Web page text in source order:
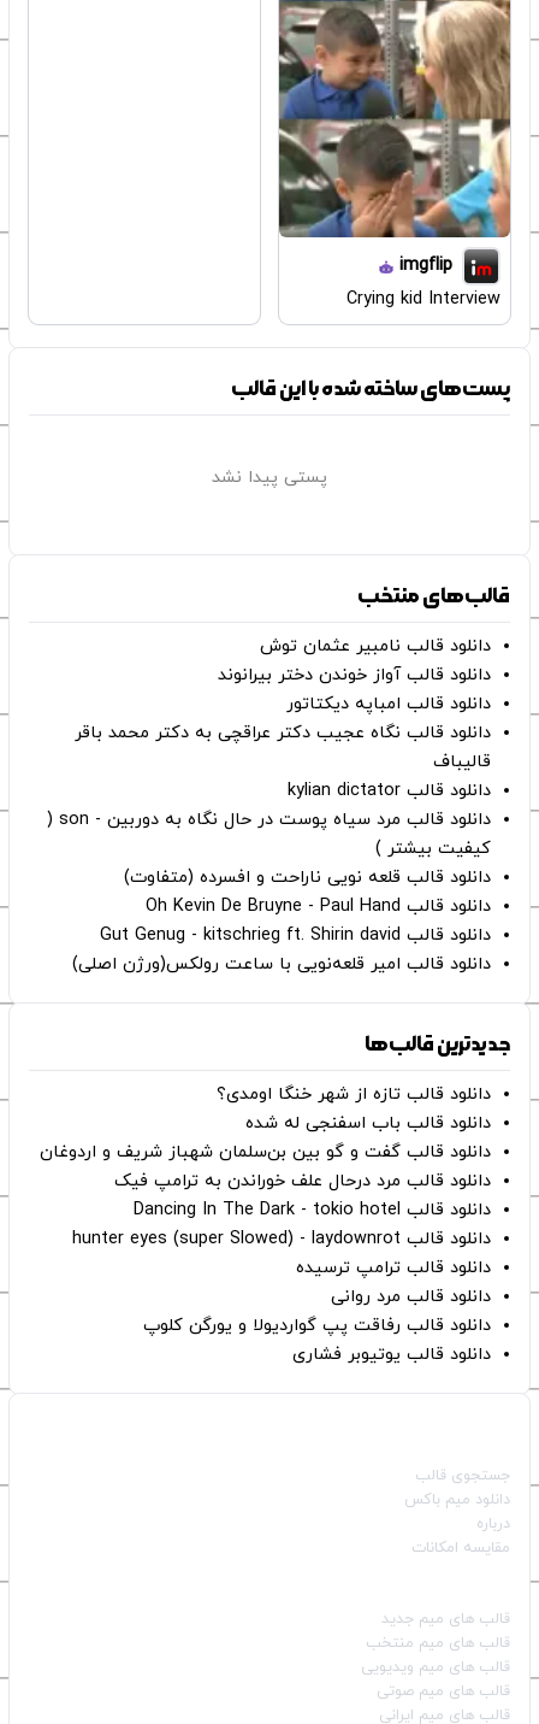
imgflip
Crying kid Interview
پست‌های ساخته شده با این قالب
پستی پیدا نشد
قالب‌های منتخب
دانلود قالب نامبیر عثمان ‌توش
دانلود قالب آواز خوندن دختر بیرانوند
دانلود قالب امباپه دیکتاتور
دانلود قالب نگاه عجیب دکتر عراقچی به دکتر محمد باقر
قالیباف
دانلود قالب kylian dictator
دانلود قالب مرد سیاه پوست در حال نگاه به دوربین - son (
کیفیت بیشتر )
دانلود قالب قلعه نویی ناراحت و افسرده (متفاوت)
دانلود قالب Oh Kevin De Bruyne - Paul Hand
دانلود قالب Gut Genug - kitschrieg ft. Shirin david
دانلود قالب امیر قلعه‌نویی با ساعت رولکس(ورژن اصلی)
جدیدترین قالب‌ها
دانلود قالب تازه از شهر خنگا اومدی؟
دانلود قالب باب اسفنجی له شده
دانلود قالب گفت و گو بین بن‌سلمان شهباز شریف و اردوغان
دانلود قالب مرد درحال علف خوراندن به ترامپ فیک
دانلود قالب Dancing In The Dark - tokio hotel
دانلود قالب hunter eyes (super Slowed) - laydownrot
دانلود قالب ترامپ ترسیده
دانلود قالب مرد روانی
دانلود قالب رفاقت پپ گواردیولا و یورگن کلوپ
دانلود قالب یوتیوبر فشاری
جستجوی قالب
دانلود میم باکس
درباره
مقایسه امکانات
قالب‌ های میم جدید
قالب‌ های میم منتخب
قالب‌ های میم ویدیویی
قالب‌ های میم صوتی
قالب‌ های میم ایرانی